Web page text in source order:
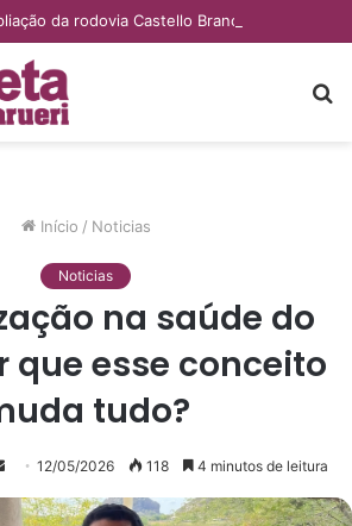
Início / Noticias
Noticias
na saúde do
que esse conceito
tudo?
Mande
um
12/05/2026 118 4 minutos de leitura